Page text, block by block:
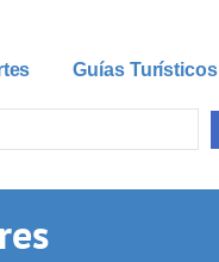
Guías Turísticos